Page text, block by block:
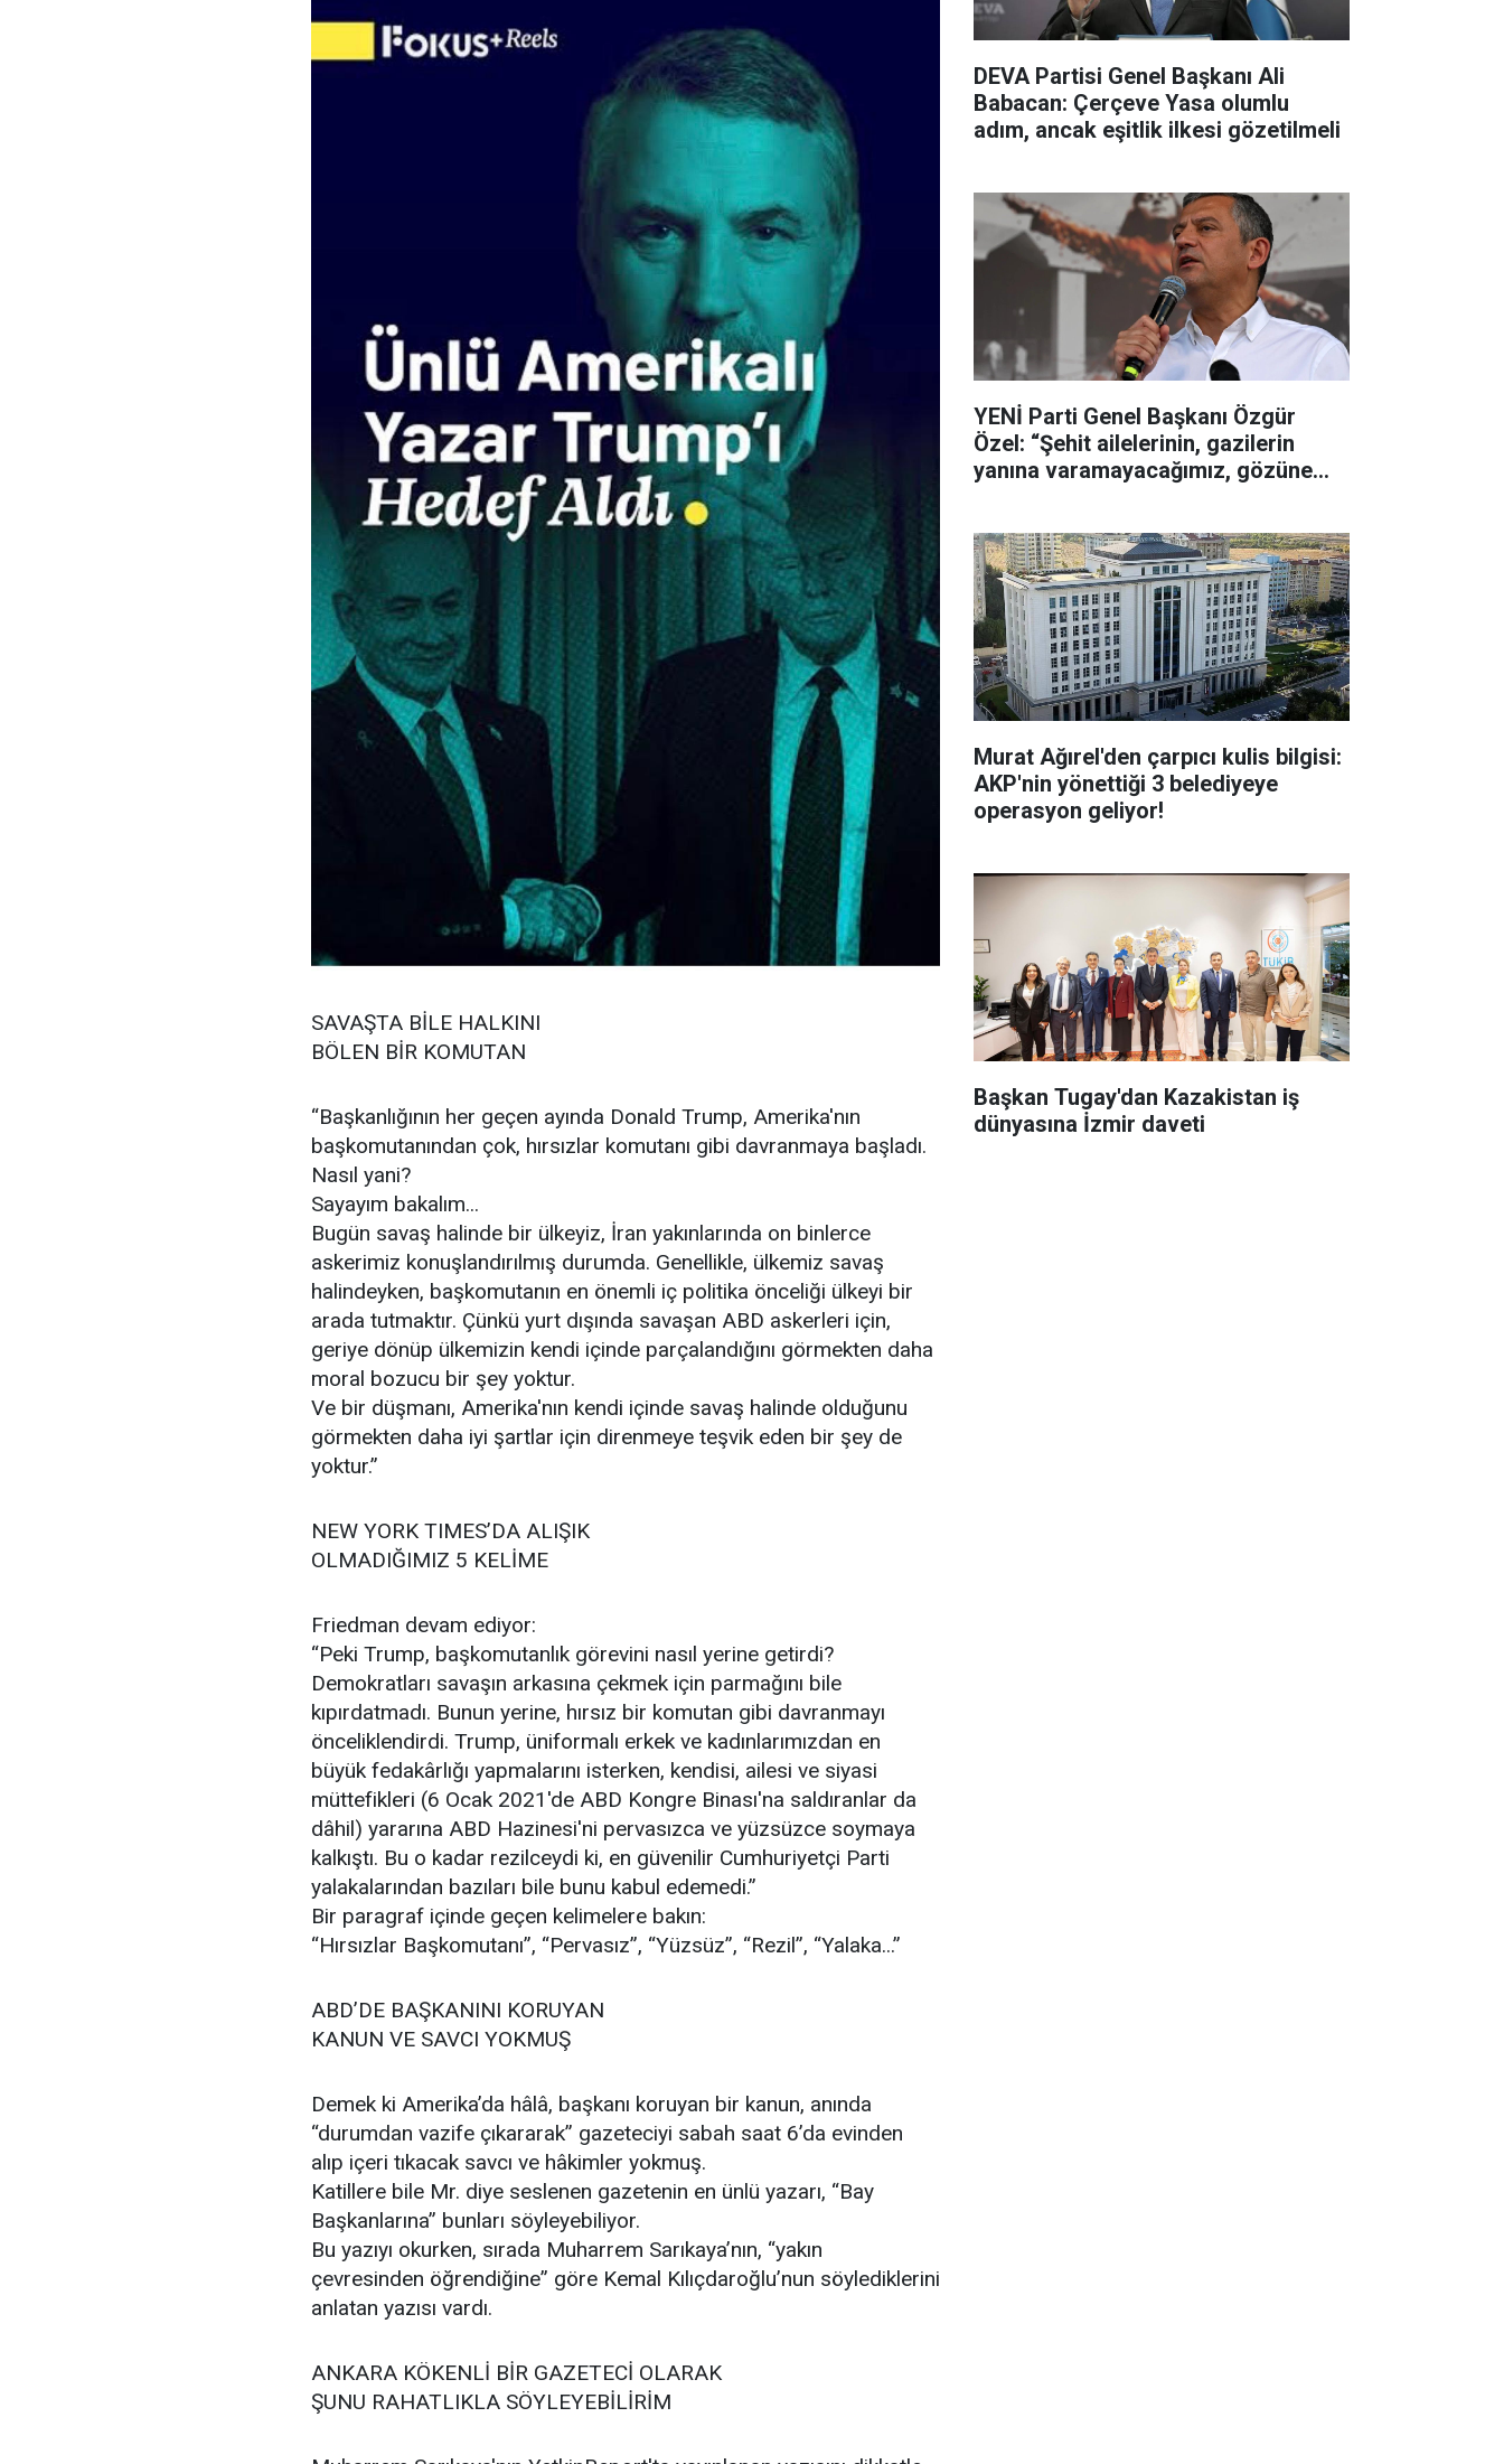
SAVAŞTA BİLE HALKINI
BÖLEN BİR KOMUTAN
“Başkanlığının her geçen ayında Donald Trump, Amerika'nın
başkomutanından çok, hırsızlar komutanı gibi davranmaya başladı.
Nasıl yani?
Sayayım bakalım...
Bugün savaş halinde bir ülkeyiz, İran yakınlarında on binlerce
askerimiz konuşlandırılmış durumda. Genellikle, ülkemiz savaş
halindeyken, başkomutanın en önemli iç politika önceliği ülkeyi bir
arada tutmaktır. Çünkü yurt dışında savaşan ABD askerleri için,
geriye dönüp ülkemizin kendi içinde parçalandığını görmekten daha
moral bozucu bir şey yoktur.
Ve bir düşmanı, Amerika'nın kendi içinde savaş halinde olduğunu
görmekten daha iyi şartlar için direnmeye teşvik eden bir şey de
yoktur.”
NEW YORK TIMES’DA ALIŞIK
OLMADIĞIMIZ 5 KELİME
Friedman devam ediyor:
“Peki Trump, başkomutanlık görevini nasıl yerine getirdi?
Demokratları savaşın arkasına çekmek için parmağını bile
kıpırdatmadı. Bunun yerine, hırsız bir komutan gibi davranmayı
önceliklendirdi. Trump, üniformalı erkek ve kadınlarımızdan en
büyük fedakârlığı yapmalarını isterken, kendisi, ailesi ve siyasi
müttefikleri (6 Ocak 2021'de ABD Kongre Binası'na saldıranlar da
dâhil) yararına ABD Hazinesi'ni pervasızca ve yüzsüzce soymaya
kalkıştı. Bu o kadar rezilceydi ki, en güvenilir Cumhuriyetçi Parti
yalakalarından bazıları bile bunu kabul edemedi.”
Bir paragraf içinde geçen kelimelere bakın:
“Hırsızlar Başkomutanı”, “Pervasız”, “Yüzsüz”, “Rezil”, “Yalaka...”
ABD’DE BAŞKANINI KORUYAN
KANUN VE SAVCI YOKMUŞ
Demek ki Amerika’da hâlâ, başkanı koruyan bir kanun, anında
“durumdan vazife çıkararak” gazeteciyi sabah saat 6’da evinden
alıp içeri tıkacak savcı ve hâkimler yokmuş.
Katillere bile Mr. diye seslenen gazetenin en ünlü yazarı, “Bay
Başkanlarına” bunları söyleyebiliyor.
Bu yazıyı okurken, sırada Muharrem Sarıkaya’nın, “yakın
çevresinden öğrendiğine” göre Kemal Kılıçdaroğlu’nun söylediklerini
anlatan yazısı vardı.
ANKARA KÖKENLİ BİR GAZETECİ OLARAK
ŞUNU RAHATLIKLA SÖYLEYEBİLİRİM
DEVA Partisi Genel Başkanı Ali
Babacan: Çerçeve Yasa olumlu
adım, ancak eşitlik ilkesi gözetilmeli
YENİ Parti Genel Başkanı Özgür
Özel: “Şehit ailelerinin, gazilerin
yanına varamayacağımız, gözüne
Murat Ağırel'den çarpıcı kulis bilgisi:
AKP'nin yönettiği 3 belediyeye
operasyon geliyor!
Başkan Tugay'dan Kazakistan iş
dünyasına İzmir daveti